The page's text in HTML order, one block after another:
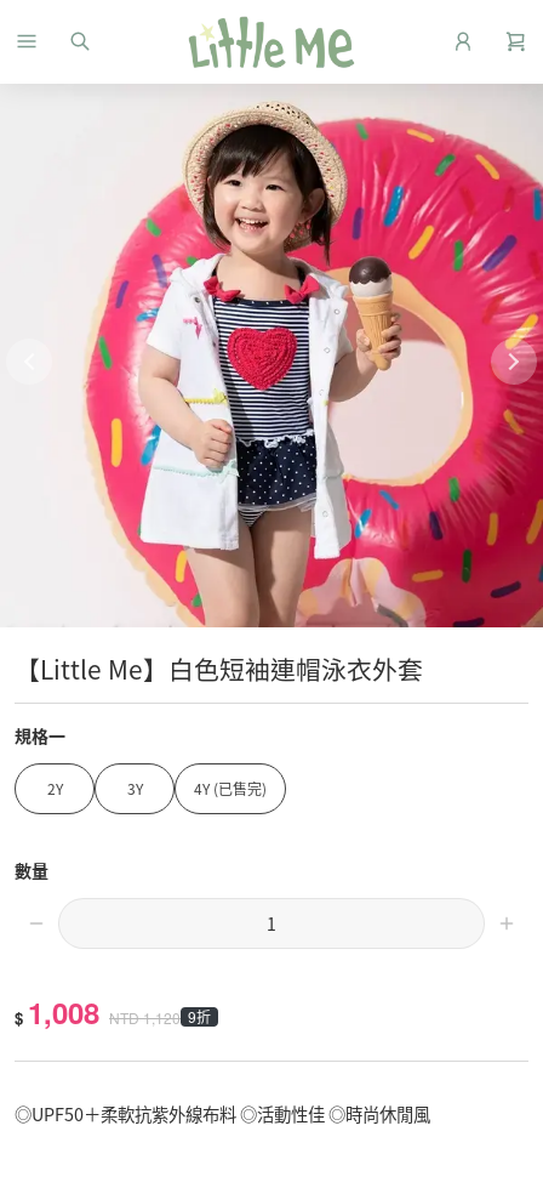
【Little Me】白色短袖連帽泳衣外套
規格一
2Y 3Y 4Y (已售完)
數量
$ 1,008 NTD1,120 9折
◎UPF50＋柔軟抗紫外線布料 ◎活動性佳 ◎時尚休閒風